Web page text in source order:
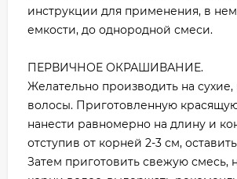
инструкции для применения, в
емкости, до однородной смеси.
ПЕРВИЧНОЕ ОКРАШИВАНИЕ.
Желательно производить на
волосы. Приготовленную
нанести равномерно на длину и
отступив от корней 2-3 см,
Затем приготовить свежую смесь,